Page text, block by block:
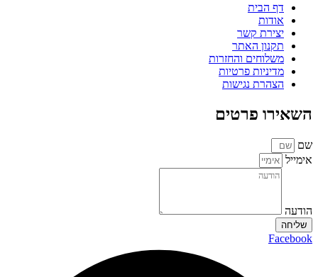
דף הבית
אודות
יצירת קשר
תקנון האתר
משלוחים והחזרות
מדיניות פרטיות
הצהרת נגישות
השאירו פרטים
שם
אימייל
הודעה
שליחה
Facebook